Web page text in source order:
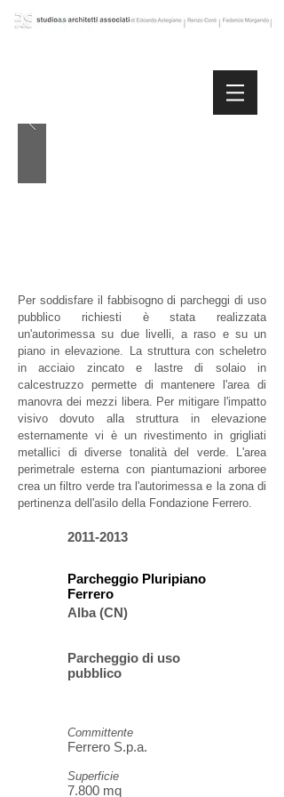
Per soddisfare il fabbisogno di parcheggi di uso
pubblico richiesti è stata realizzata
un'autorimessa su due livelli, a raso e su un
piano in elevazione. La struttura con scheletro
in acciaio zincato e lastre di solaio in
calcestruzzo permette di mantenere l'area di
manovra dei mezzi libera. Per mitigare l'impatto
visivo dovuto alla struttura in elevazione
esternamente vi è un rivestimento in grigliati
metallici di diverse tonalità del verde. L'area
perimetrale esterna con piantumazioni arboree
crea un filtro verde tra l'autorimessa e la zona di
pertinenza dell'asilo della Fondazione Ferrero.
2011-2013
Alba (CN)
Parcheggio di uso
pubblico
Committente
Ferrero S.p.a.
Superficie
7.800 mq
Parcheggio Pluripiano
Ferrero